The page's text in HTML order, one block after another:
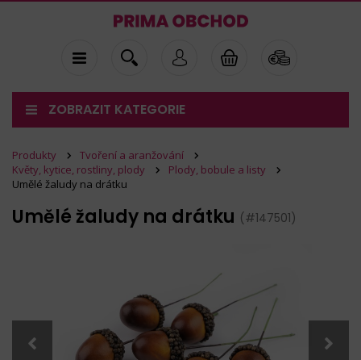
ZOBRAZIT KATEGORIE
Produkty
Tvoření a aranžování
Květy, kytice, rostliny, plody
Plody, bobule a listy
Umělé žaludy na drátku
Umělé žaludy na drátku (#147501)